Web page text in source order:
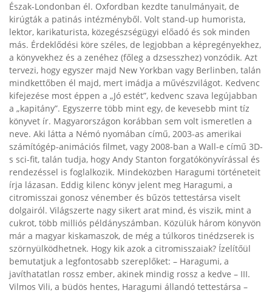
Észak-Londonban él. Oxfordban kezdte tanulmányait, de
kirúgták a patinás intézményből. Volt stand-up humorista,
lektor, karikaturista, közegészségügyi előadó és sok minden
más. Érdeklődési köre széles, de legjobban a képregényekhez,
a könyvekhez és a zenéhez (főleg a dzsesszhez) vonzódik. Azt
tervezi, hogy egyszer majd New Yorkban vagy Berlinben, talán
mindkettőben él majd, mert imádja a művészvilágot. Kedvenc
kifejezése most éppen a „Jó estét”, kedvenc szava legújabban
a „kapitány”. Egyszerre több mint egy, de kevesebb mint tíz
könyvet ír. Magyarországon korábban sem volt ismeretlen a
neve. Aki látta a Némó nyomában című, 2003-as amerikai
számítógép-animációs filmet, vagy 2008-ban a Wall-e című 3D-
s sci-fit, talán tudja, hogy Andy Stanton forgatókönyvírással és
rendezéssel is foglalkozik. Mindeközben Haragumi történeteit
írja lázasan. Eddig kilenc könyv jelent meg Haragumi, a
citromisszai gonosz vénember és bűzös tettestársa viselt
dolgairól. Világszerte nagy sikert arat mind, és viszik, mint a
cukrot, több milliós példányszámban. Közülük három könyvön
már a magyar kiskamaszok, de még a túlkoros tinédzserek is
szörnyülködhetnek. Hogy kik azok a citromisszaiak? Ízelítőül
bemutatjuk a legfontosabb szereplőket: – Haragumi, a
javíthatatlan rossz ember, akinek mindig rossz a kedve – III.
Vilmos Vili, a büdös hentes, Haragumi állandó tettestársa –